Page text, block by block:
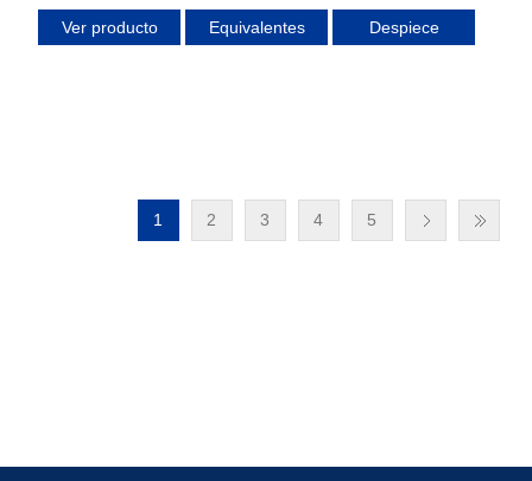
Ver producto Equivalentes Despiece
1 2 3 4 5